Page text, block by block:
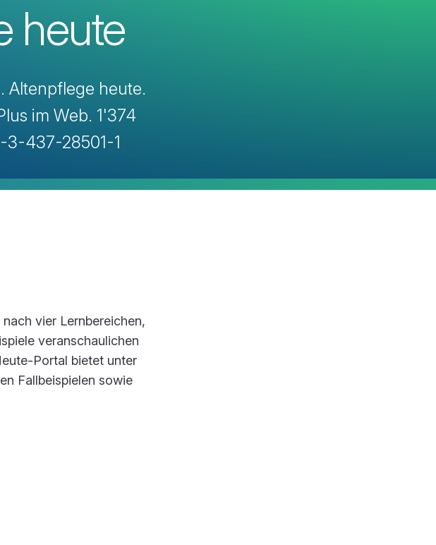
heute
Altenpflege heute.
im Web. 1'374
3-437-28501-1
vier Lernbereichen,
veranschaulichen
Portal bietet unter
Fallbeispielen sowie